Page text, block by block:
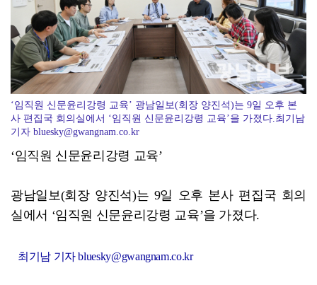
[종합]전남광주통합특별시 정무부시장 후보에 백승주·윤난...
무안오승우미술관, 자연과 빛이 어우러진 기획전 개최
‘임직원 신문윤리강령 교육’ 광남일보(회장 양진석)는 9일 오후 본
사 편집국 회의실에서 ‘임직원 신문윤리강령 교육’을 가졌다.최기남
기자 bluesky@gwangnam.co.kr
‘임직원 신문윤리강령 교육’
광남일보(회장 양진석)는 9일 오후 본사 편집국 회의
실에서 ‘임직원 신문윤리강령 교육’을 가졌다.
최기남 기자 bluesky@gwangnam.co.kr